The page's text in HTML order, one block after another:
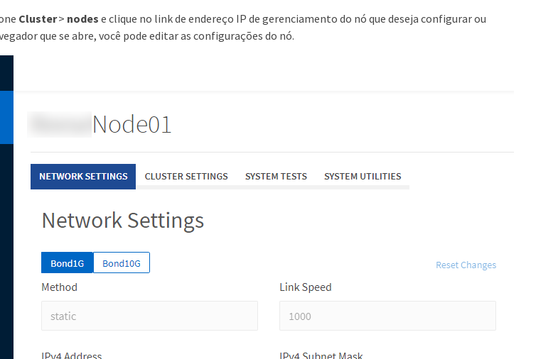
Cluster> nodes e clique no link de endereço IP de gerenciamento do nó que deseja configurar ou
que se abre, você pode editar as configurações do nó.